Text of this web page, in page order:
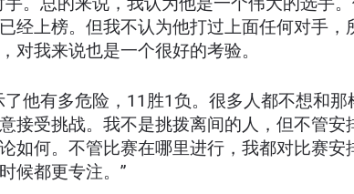
经上榜。但我不认为他打过上面任何对手，
对我来说也是一个很好的考验。
了他有多危险，11胜1负。很多人都不想和那
接受挑战。我不是挑拨离间的人，但不管安
如何。不管比赛在哪里进行，我都对比赛安
候都更专注。”
对手
查看集锦
福利以及优先机遇获得直播场次的最佳座位
邮箱
名字